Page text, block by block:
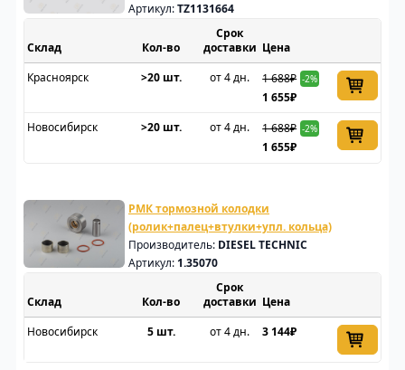
Артикул:TZ1131664
Склад
Срок
доставки Цена
Красноярск
>20 шт. от 4 дн. 1 688₽ -2%
1 655₽
Новосибирск
>20 шт. от 4 дн. 1 688₽ -2%
1 655₽
РМК тормозной колодки
(ролик+палец+втулки+упл. кольца)
Производитель: DIESEL TECHNIC
Артикул: 1.35070
Склад
Срок
доставки Цена
Новосибирск
5 шт. от 4 дн. 3 144₽